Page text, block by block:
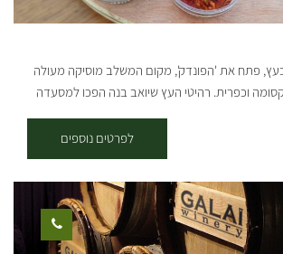
בעץ, פתח את 'הפונדק', מקום המשלב מוסיקה מעולה
קסומה וכפרית. רהיטי העץ שיואב בנה הפכו למסעדה
עבודת יד בטאבון עצים אשר בנה בעצמו מבוץ
הן מבצק משובח אשר יואב מכין בעצמו בתשוקה רבה
בסדנאות בצקים רבות. בואו לטעום את הפיצה עם
מקוריות וטריות העשויות מחומרי גלם הגדלים
ואלינור. המקום מהווה מפגש לחברים, משפחות
בנינו נדנדות, משחקי משפחה, מתחם ארגז חול וכן
לפרטים נוספים